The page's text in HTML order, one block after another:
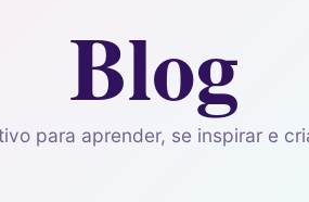
Blog
para aprender, se inspirar e